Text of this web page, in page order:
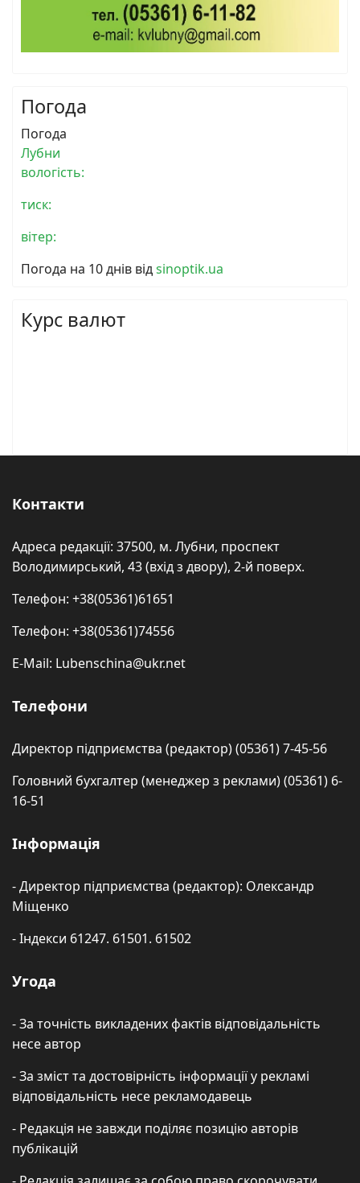
Погода
Погода
Лубни
вологість:
тиск:
вітер:
Погода на 10 днів відsinoptik.ua
Курс валют
Контакти
Адреса редакції: 37500, м. Лубни, проспект
Володимирський, 43 (вхід з двору), 2-й поверх.
Телефон: +38(05361)61651
Телефон: +38(05361)74556
E-Mail: Lubenschina@ukr.net
Телефони
Директор підприємства (редактор) (05361) 7-45-56
Головний бухгалтер (менеджер з реклами) (05361) 6-
16-51
Інформація
- Директор підприємства (редактор): Олександр
Міщенко
- Індекси 61247. 61501. 61502
Угода
- За точність викладених фактів відповідальність
несе автор
- За зміст та достовірність інформації у рекламі
відповідальність несе рекламодавець
- Редакція не завжди поділяє позицію авторів
публікацій